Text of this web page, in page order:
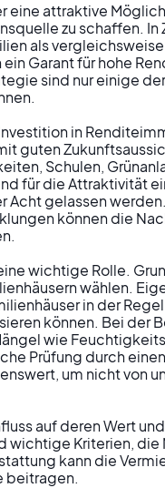
attraktive
zu schaffen.
als
Garant für hohe
sind nur einige
in
guten
Schulen,
für die Attraktivität
Acht gelassen
können die
wichtige Rolle.
wählen.
in der
können. Bei der
wie
Prüfung durch einen
um nicht von
auf deren Wert
wichtige Kriterien, die
kann die
beitragen.